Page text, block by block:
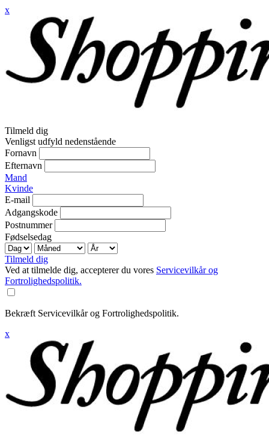
x
Tilmeld dig
Venligst udfyld nedenstående
Fornavn
Efternavn
Mand
Kvinde
E-mail
Adgangskode
Postnummer
Fødselsedag
Tilmeld dig
Ved at tilmelde dig, accepterer du vores Servicevilkår og
Fortrolighedspolitik.
Bekræft Servicevilkår og Fortrolighedspolitik.
x